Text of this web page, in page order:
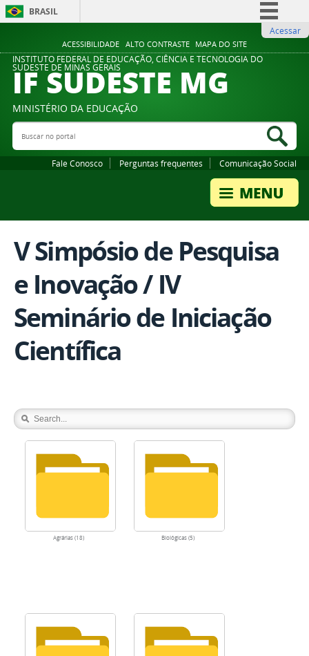
ACESSIBILIDADE ALTO CONTRASTE MAPA DO SITE
BRASIL
Comunica BR
Participe
Legislação
Acessar
INSTITUTO FEDERAL DE EDUCAÇÃO, CIÊNCIA E TECNOLOGIA DO
SUDESTE DE MINAS GERAIS
IF SUDESTE MG
MINISTÉRIO DA EDUCAÇÃO
Buscar no portal
Fale Conosco Perguntas frequentes Comunicação Social
V Simpósio de Pesquisa
e Inovação / IV
Seminário de Iniciação
Científica
Agrárias (18) Biológicas (5)